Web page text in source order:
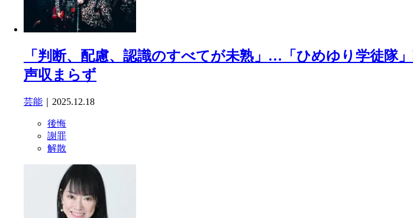
「判断、配慮、認識のすべてが未熟」…「ひめゆり学徒隊
声収まらず
芸能 ｜2025.12.18
後悔
謝罪
解散